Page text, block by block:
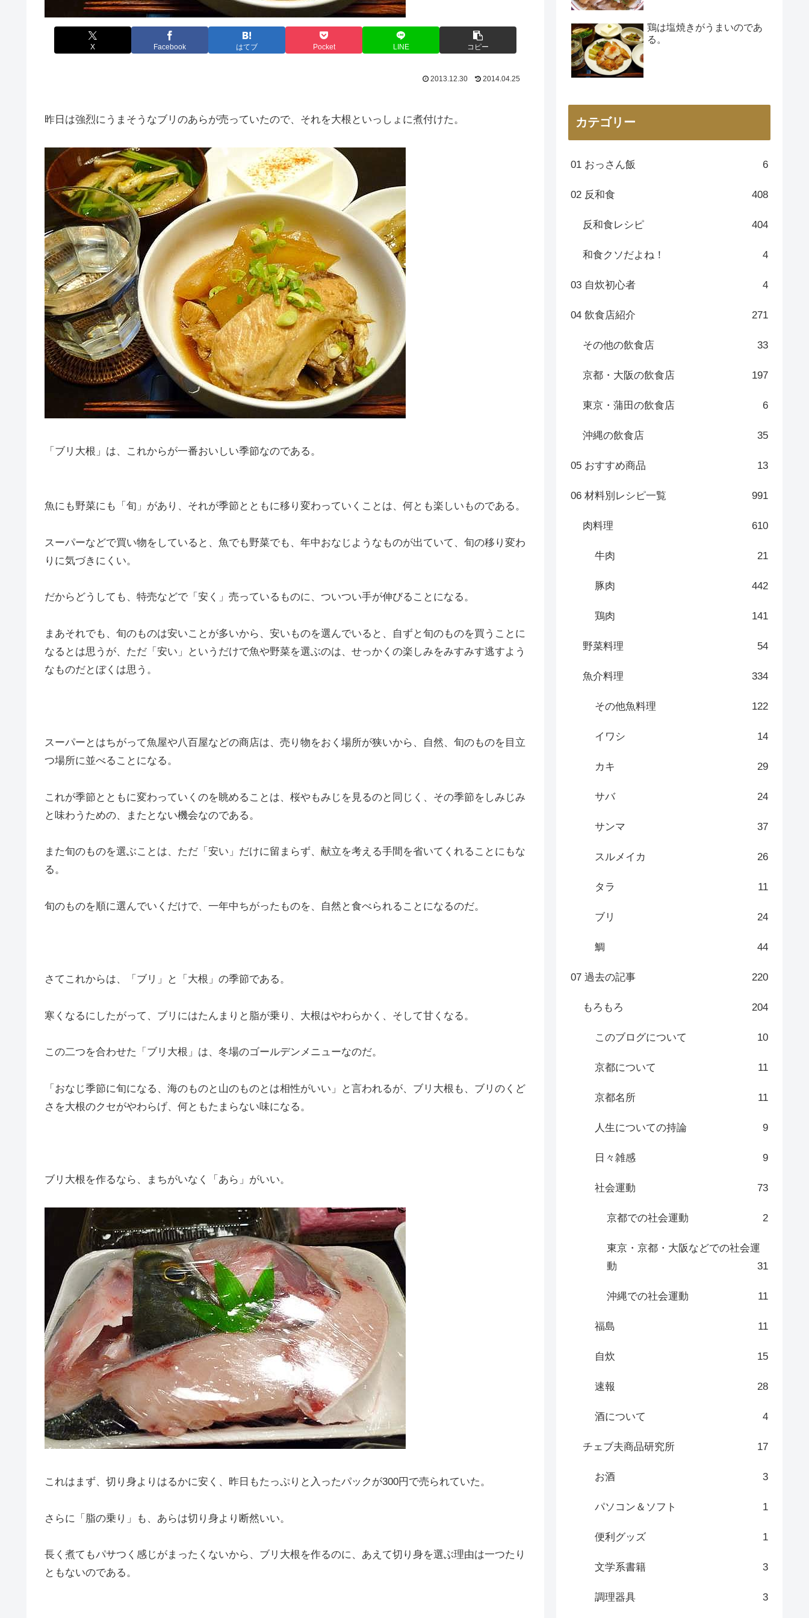
X Facebook はてブ Pocket LINE コピー
2013.12.30 2014.04.25
昨日は強烈にうまそうなブリのあらが売っていたので、それを大根といっしょに煮付けた。
「ブリ大根」は、これからが一番おいしい季節なのである。
魚にも野菜にも「旬」があり、それが季節とともに移り変わっていくことは、何とも楽しいものである。
スーパーなどで買い物をしていると、魚でも野菜でも、年中おなじようなものが出ていて、旬の移り変わ
りに気づきにくい。
だからどうしても、特売などで「安く」売っているものに、ついつい手が伸びることになる。
まあそれでも、旬のものは安いことが多いから、安いものを選んでいると、自ずと旬のものを買うことに
なるとは思うが、ただ「安い」というだけで魚や野菜を選ぶのは、せっかくの楽しみをみすみす逃すよう
なものだとぼくは思う。
スーパーとはちがって魚屋や八百屋などの商店は、売り物をおく場所が狭いから、自然、旬のものを目立
つ場所に並べることになる。
これが季節とともに変わっていくのを眺めることは、桜やもみじを見るのと同じく、その季節をしみじみ
と味わうための、またとない機会なのである。
また旬のものを選ぶことは、ただ「安い」だけに留まらず、献立を考える手間を省いてくれることにもな
る。
旬のものを順に選んでいくだけで、一年中ちがったものを、自然と食べられることになるのだ。
さてこれからは、「ブリ」と「大根」の季節である。
寒くなるにしたがって、ブリにはたんまりと脂が乗り、大根はやわらかく、そして甘くなる。
この二つを合わせた「ブリ大根」は、冬場のゴールデンメニューなのだ。
「おなじ季節に旬になる、海のものと山のものとは相性がいい」と言われるが、ブリ大根も、ブリのくど
さを大根のクセがやわらげ、何ともたまらない味になる。
ブリ大根を作るなら、まちがいなく「あら」がいい。
これはまず、切り身よりはるかに安く、昨日もたっぷりと入ったパックが300円で売られていた。
さらに「脂の乗り」も、あらは切り身より断然いい。
長く煮てもパサつく感じがまったくないから、ブリ大根を作るのに、あえて切り身を選ぶ理由は一つたり
ともないのである。
鶏は塩焼きがうまいのであ
る。
カテゴリー
01 おっさん飯 6
02 反和食 408
反和食レシピ 404
和食クソだよね！ 4
03 自炊初心者 4
04 飲食店紹介 271
その他の飲食店 33
京都・大阪の飲食店 197
東京・蒲田の飲食店 6
沖縄の飲食店 35
05 おすすめ商品 13
06 材料別レシピ一覧 991
肉料理 610
牛肉 21
豚肉 442
鶏肉 141
野菜料理 54
魚介料理 334
その他魚料理 122
イワシ 14
カキ 29
サバ 24
サンマ 37
スルメイカ 26
タラ 11
ブリ 24
鯛 44
07 過去の記事 220
もろもろ 204
このブログについて 10
京都について 11
京都名所 11
人生についての持論 9
日々雑感 9
社会運動 73
京都での社会運動 2
東京・京都・大阪などでの社会運
動
31
沖縄での社会運動 11
福島 11
自炊 15
速報 28
酒について 4
チェブ夫商品研究所 17
お酒 3
パソコン＆ソフト 1
便利グッズ 1
文学系書籍 3
調理器具 3